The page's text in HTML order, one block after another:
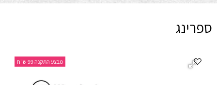
ספרינג
מבצע התקנה 99 ש"ח